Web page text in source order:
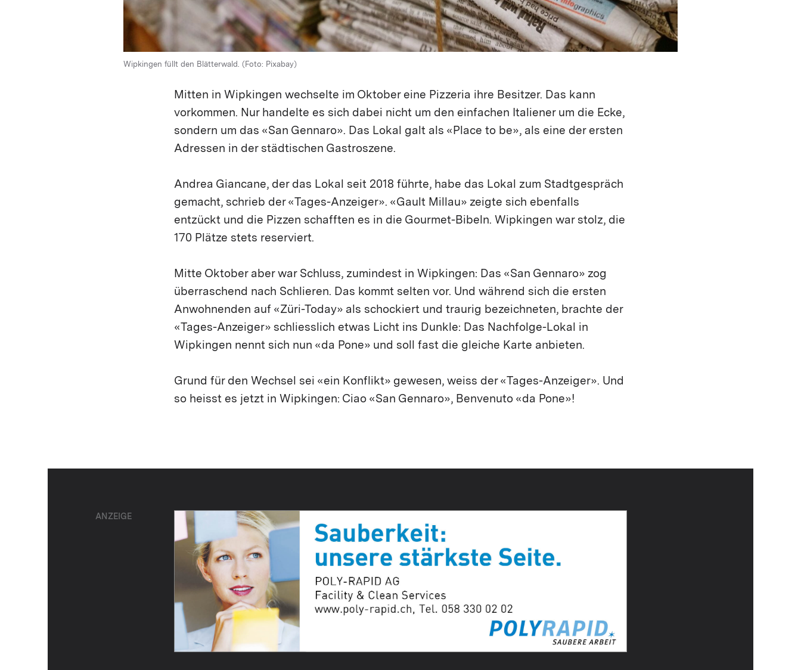
Wipkingen füllt den Blätterwald. (Foto: Pixabay)
Mitten in Wipkingen wechselte im Oktober eine Pizzeria ihre Besitzer. Das kann
vorkommen. Nur handelte es sich dabei nicht um den einfachen Italiener um die Ecke,
sondern um das «San Gennaro». Das Lokal galt als «Place to be», als eine der ersten
Adressen in der städtischen Gastroszene.
Andrea Giancane, der das Lokal seit 2018 führte, habe das Lokal zum Stadtgespräch
gemacht, schrieb der «Tages-Anzeiger». «Gault Millau» zeigte sich ebenfalls
entzückt und die Pizzen schafften es in die Gourmet-Bibeln. Wipkingen war stolz, die
170 Plätze stets reserviert.
Mitte Oktober aber war Schluss, zumindest in Wipkingen: Das «San Gennaro» zog
überraschend nach Schlieren. Das kommt selten vor. Und während sich die ersten
Anwohnenden auf «Züri-Today» als schockiert und traurig bezeichneten, brachte der
«Tages-Anzeiger» schliesslich etwas Licht ins Dunkle: Das Nachfolge-Lokal in
Wipkingen nennt sich nun «da Pone» und soll fast die gleiche Karte anbieten.
Grund für den Wechsel sei «ein Konflikt» gewesen, weiss der «Tages-Anzeiger». Und
so heisst es jetzt in Wipkingen: Ciao «San Gennaro», Benvenuto «da Pone»!
ANZEIGE